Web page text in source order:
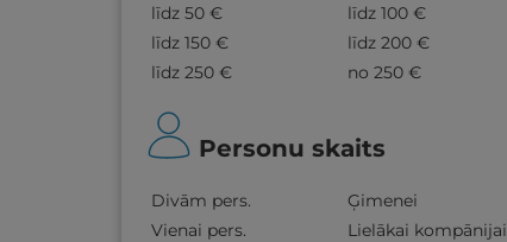
līdz 50 €
līdz 100 €
līdz 150 €
līdz 200 €
līdz 250 €
no 250 €
Personu skaits
Divām pers.
Ģimenei
Vienai pers.
Lielākai kompānijai